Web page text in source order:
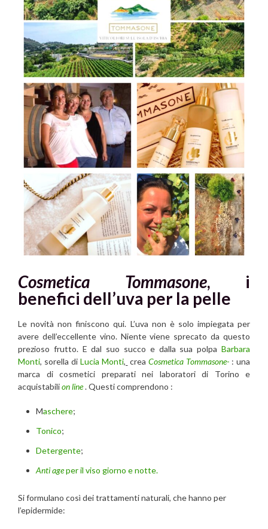
Cosmetica Tommasone, i
benefici dell’uva per la pelle
Le novità non finiscono qui. L’uva non è solo impiegata per
avere dell’eccellente vino. Niente viene sprecato da questo
prezioso frutto. E dal suo succo e dalla sua polpa Barbara
Monti, sorella di Lucia Monti, creaCosmetica Tommasone- : una
marca di cosmetici preparati nei laboratori di Torino e
acquistabilion line. Questi comprendono :
Maschere;
Tonico;
Detergente;
Anti ageper il viso giorno e notte.
Si formulano così dei trattamenti naturali, che hanno per
l’epidermide: